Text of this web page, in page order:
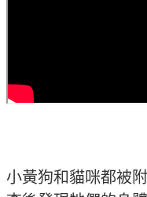
小黃狗和貓咪都被